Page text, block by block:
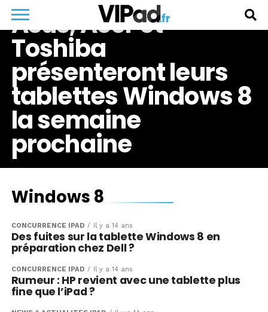
Asus, Acer et
Toshiba
présenteront leurs
tablettes Windows 8
la semaine
prochaine
Windows 8
CONCURRENCE IPAD Il y a 14 ans
Des fuites sur la tablette Windows 8 en
préparation chez Dell ?
CONCURRENCE IPAD Il y a 14 ans
Rumeur : HP revient avec une tablette plus
fine que l’iPad ?